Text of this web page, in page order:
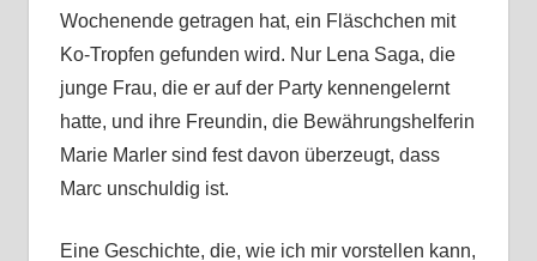
Wochenende getragen hat, ein Fläschchen mit
Ko-Tropfen gefunden wird. Nur Lena Saga, die
junge Frau, die er auf der Party kennengelernt
hatte, und ihre Freundin, die Bewährungshelferin
Marie Marler sind fest davon überzeugt, dass
Marc unschuldig ist.
Eine Geschichte, die, wie ich mir vorstellen kann,